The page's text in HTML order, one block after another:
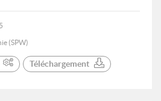
(SPW)
Téléchargement